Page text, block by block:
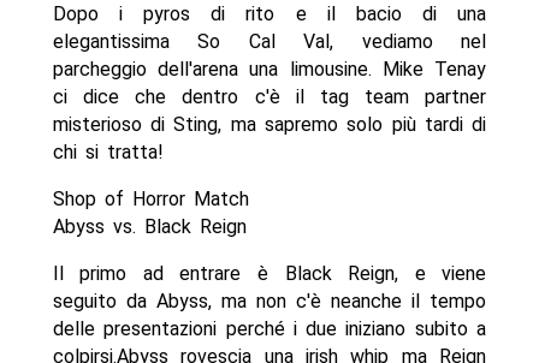
Dopo i pyros di rito e il bacio di una
elegantissima So Cal Val, vediamo nel
parcheggio dell'arena una limousine. Mike Tenay
ci dice che dentro c'è il tag team partner
misterioso di Sting, ma sapremo solo più tardi di
chi si tratta!
Shop of Horror Match
Abyss vs. Black Reign
Il primo ad entrare è Black Reign, e viene
seguito da Abyss, ma non c'è neanche il tempo
delle presentazioni perché i due iniziano subito a
colpirsi.Abyss rovescia una irish whip ma Reign